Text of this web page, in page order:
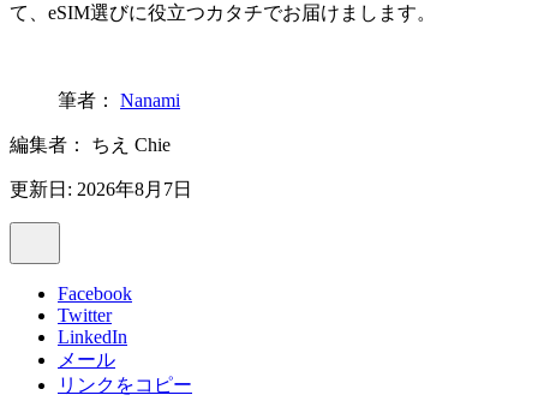
て、eSIM選びに役立つカタチでお届けまします。
筆者： Nanami
編集者： ちえ Chie
更新日: 2026年8月7日
Facebook
Twitter
LinkedIn
メール
リンクをコピー